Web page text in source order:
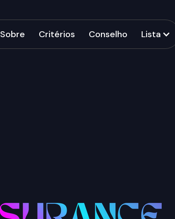
Sobre Critérios Conselho Lista